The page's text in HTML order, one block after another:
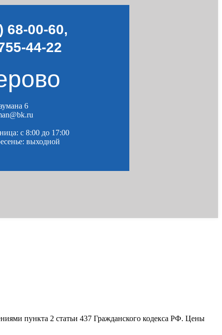
68-00-60,
44-22
6
c 8:00 до 17:00
выходной
пункта 2 статьи 437 Гражданского кодекса РФ. Цены